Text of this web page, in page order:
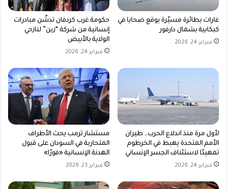
غارات بطائرة مسيّرة يوقع ضحايا في
كبكابية بشمال دارفور
فبراير 24, 2026
حكومة غرب كردفان تدشّن مبادرات
إنسانية من شركة “زين” لنازحي
الولاية بالأبيض
فبراير 24, 2026
لأول مرة منذ اندلاع الحرب.. طيران
الأمم المتحدة يهبط في الخرطوم
تمهيدًا لاستئناف الجسر الإنساني
فبراير 24, 2026
مستشار ترمب يحث الأطراف
المتحاربة في السودان على قبول
الهدنة الإنسانية «فورًا»
فبراير 23, 2026